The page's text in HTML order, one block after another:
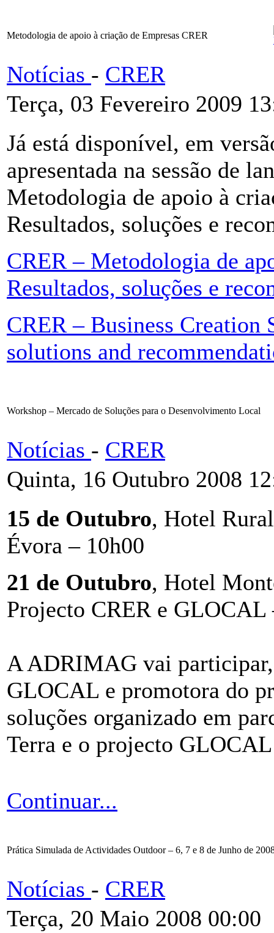
Metodologia de apoio à criação de Empresas CRER
Notícias - CRER
Terça, 03 Fevereiro 2009
Já está disponível, em
apresentada na sessão de
Metodologia de apoio à
Resultados, soluções e
CRER – Metodologia de
Resultados, soluções e
CRER – Business
solutions and
Workshop – Mercado de Soluções para o Desenvolvimento Local
Notícias - CRER
Quinta, 16 Outubro 2008
15 de Outubro, Hotel
Évora – 10h00
21 de Outubro, Hotel
Projecto CRER e
A ADRIMAG vai
GLOCAL e promotora do
soluções organizado em
Terra e o projecto
Continuar...
Prática Simulada de Actividades Outdoor – 6, 7 e 8 de Junho de
Notícias - CRER
Terça, 20 Maio 2008 00:00